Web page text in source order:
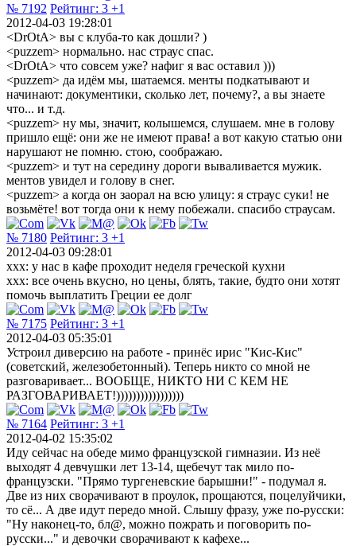
№ 7192 Рейтинг: 3 +1
2012-04-03 19:28:01
<DrOtA> вы с клуба-то как дошли? )
<puzzem> нормально. нас страус спас.
<DrOtA> что совсем уже? нафиг я вас оставил )))
<puzzem> да идём мы, шатаемся. менты подкатывают и
начинают: документики, сколько лет, почему?, а вы знаете
что... и т.д.
<puzzem> ну мы, значит, колышемся, слушаем. мне в голову
пришло ещё: они же не имеют права! а вот какую статью они
нарушают не помню. стою, соображаю.
<puzzem> и тут на середину дороги вываливается мужик.
ментов увидел и голову в снег.
<puzzem> а когда он заорал на всю улицу: я страус суки! не
возьмёте! вот тогда они к нему побежали. спасибо страусам.
№ 7180 Рейтинг: 3 +1
2012-04-03 09:28:01
ххх: у нас в кафе проходит неделя греческой кухни
ххх: все очень вкусно, но цены, блять, такие, будто они хотят
помочь выплатить Греции ее долг
№ 7175 Рейтинг: 3 +1
2012-04-03 05:35:01
Устроил диверсию на работе - принёс ирис "Кис-Кис"
(советский, железобетонный). Теперь никто со мной не
разговаривает... ВООБЩЕ, НИКТО НИ С КЕМ НЕ
РАЗГОВАРИВАЕТ!)))))))))))))))))
№ 7164 Рейтинг: 3 +1
2012-04-02 15:35:02
Иду сейчас на обеде мимо французской гимназии. Из неё
выходят 4 девчушки лет 13-14, щебечут так мило по-
французски. "Прямо тургеневские барышни!" - подумал я.
Две из них сворачивают в проулок, прощаются, поцелуйчики,
то сё... А две идут передо мной. Слышу фразу, уже по-русски:
"Ну наконец-то, бл@, можно пожрать и поговорить по-
русски..." и девочки сворачивают к кафехе...